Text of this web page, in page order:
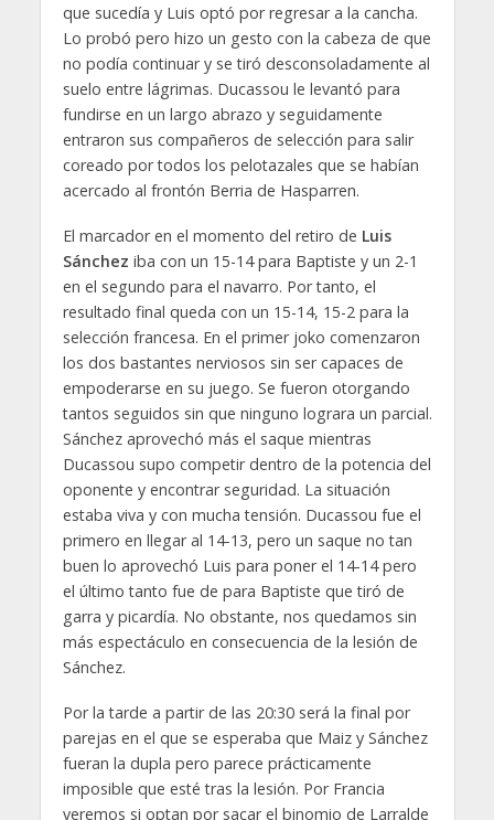
que sucedía y Luis optó por regresar a la cancha.
Lo probó pero hizo un gesto con la cabeza de que
no podía continuar y se tiró desconsoladamente al
suelo entre lágrimas. Ducassou le levantó para
fundirse en un largo abrazo y seguidamente
entraron sus compañeros de selección para salir
coreado por todos los pelotazales que se habían
acercado al frontón Berria de Hasparren.
El marcador en el momento del retiro de Luis
Sánchez iba con un 15-14 para Baptiste y un 2-1
en el segundo para el navarro. Por tanto, el
resultado final queda con un 15-14, 15-2 para la
selección francesa. En el primer joko comenzaron
los dos bastantes nerviosos sin ser capaces de
empoderarse en su juego. Se fueron otorgando
tantos seguidos sin que ninguno lograra un parcial.
Sánchez aprovechó más el saque mientras
Ducassou supo competir dentro de la potencia del
oponente y encontrar seguridad. La situación
estaba viva y con mucha tensión. Ducassou fue el
primero en llegar al 14-13, pero un saque no tan
buen lo aprovechó Luis para poner el 14-14 pero
el último tanto fue de para Baptiste que tiró de
garra y picardía. No obstante, nos quedamos sin
más espectáculo en consecuencia de la lesión de
Sánchez.
Por la tarde a partir de las 20:30 será la final por
parejas en el que se esperaba que Maiz y Sánchez
fueran la dupla pero parece prácticamente
imposible que esté tras la lesión. Por Francia
veremos si optan por sacar el binomio de Larralde